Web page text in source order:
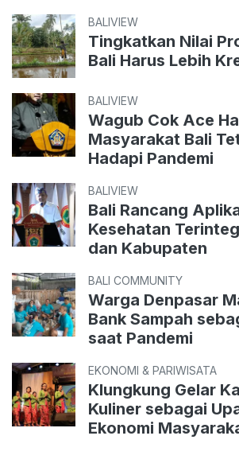
BALIVIEW
Tingkatkan Nilai
Bali Harus Lebih
BALIVIEW
Wagub Cok Ace
Masyarakat Bali
Hadapi Pandemi
BALIVIEW
Bali Rancang
Kesehatan
dan Kabupaten
BALI COMMUNITY
Warga Denpasar
Bank Sampah
saat Pandemi
EKONOMI & PARIWISATA
Klungkung Gelar
Kuliner sebagai
Ekonomi